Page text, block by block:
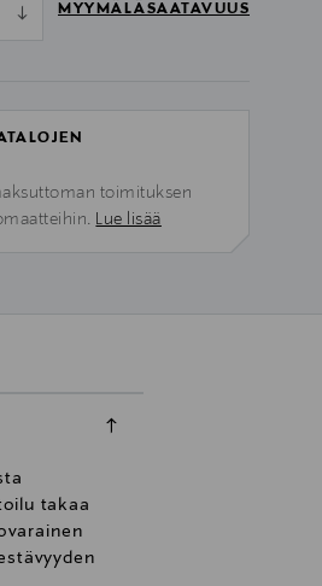
MYYMÄLÄSAATAVUUS
toimituksen
Lue lisää
takaa